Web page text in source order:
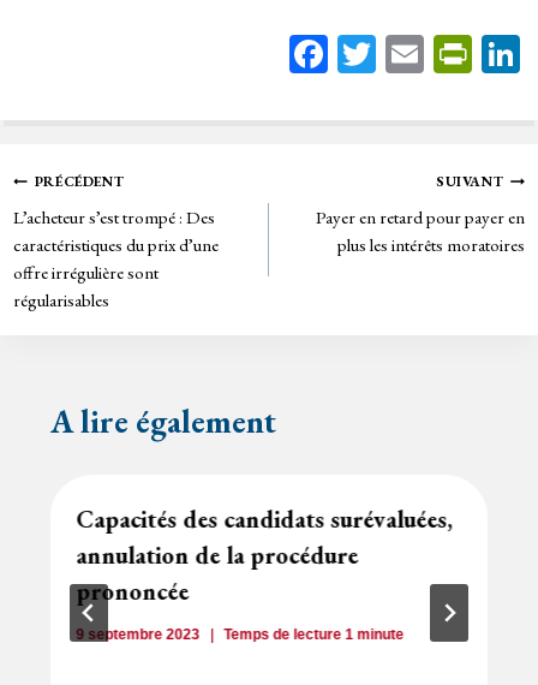
Fa
bo
T
tt
E
ail
Pr
tF
rie
n
dl
Navigation
de
l’article
PRÉCÉDENT
L’acheteur s’est trompé : Des
caractéristiques du prix d’une
offre irrégulière sont
régularisables
SUIVANT
Payer en retard pour payer en
plus les intérêts moratoires
A lire également
Capacités des candidats surévaluées,
annulation de la procédure
prononcée
9 septembre 2023 Temps de lecture 1minute